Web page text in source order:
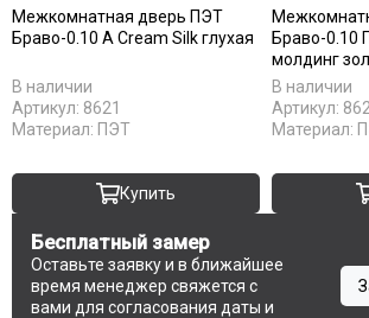
Межкомнатная дверь ПЭТ
Браво-0.10 А Cream Silk глухая
В наличии
Артикул: 8621
Материал: ПЭТ
Купить
Браво-0.10
молдинг
В наличии
Артикул:
Материал:
Бесплатный замер
Оставьте заявку и в ближайшее
время менеджер свяжется с
вами для согласования даты и